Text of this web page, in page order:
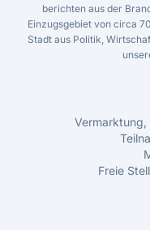
berichten aus der
Einzugsgebiet von circa
Stadt aus Politik,
Vermarktung,
Freie